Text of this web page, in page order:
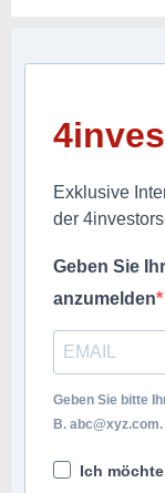
Exklusive
der
Geben Sie
anzumelden
Geben Sie bitte
B. abc@xyz.com.
Ich